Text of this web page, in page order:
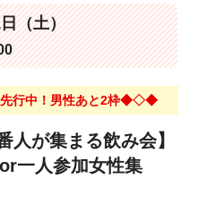
（土）
行中！男性あと2枠◆◇◆
人が集まる飲み会】
一人参加女性集